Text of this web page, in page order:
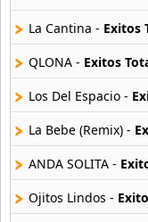
80s Pop Rock
50 músicas online
90s Acoustic Hits
39 músicas online
90s Latin Music
50 músicas online
90s Party Hits
58 músicas online
La Cantina - Exitos
QLONA - Exitos
Los Del Espacio -
La Bebe (Remix) -
ANDA SOLITA -
Ojitos Lindos -